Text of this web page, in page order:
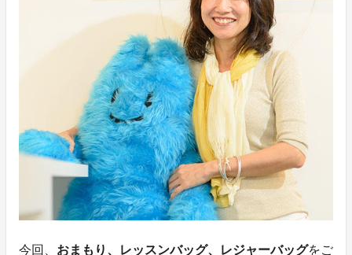
今回、 おまもり、レッスンバッグ、レジャーバッグをご